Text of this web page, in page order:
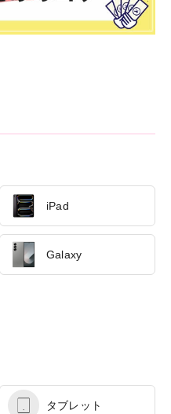
iPad
Galaxy
タブレット